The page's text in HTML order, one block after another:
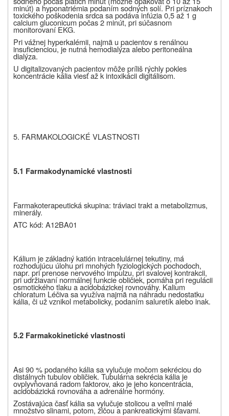
minút) a hyponatriémia podaním sodných solí. Pri príznakoch
toxického poškodenia srdca sa podáva infúzia 0,5 až 1 g
calcium gluconicum počas 2 minút, pri súčasnom
monitorovaní EKG.
Pri vážnej hyperkalémii, najmä u pacientov s renálnou
insuficienciou, je nutná hemodialýza alebo peritoneálna
dialýza.
U digitalizovaných pacientov môže príliš rýchly pokles
koncentrácie kália viesť až k intoxikácii digitálisom.
5. FARMAKOLOGICKÉ VLASTNOSTI
5.1 Farmakodynamické vlastnosti
Farmakoterapeutická skupina: tráviaci trakt a metabolizmus,
minerály.
ATC kód: A12BA01
Kálium je základný katión intracelulárnej tekutiny, má
rozhodujúcu úlohu pri mnohých fyziologických pochodoch,
napr. pri prenose nervového impulzu, pri svalovej kontrakcii,
pri udržiavaní normálnej funkcie obličiek, pomáha pri regulácii
osmotického tlaku a acidobázickej rovnováhy. Kalium
chloratum Léčiva sa využíva najmä na náhradu nedostatku
kália, či už vznikol metabolicky, podaním saluretík alebo inak.
5.2 Farmakokinetické vlastnosti
Asi 90 % podaného kália sa vylučuje močom sekréciou do
distálnych tubulov obličiek. Tubulárna sekrécia kália je
ovplyvňovaná radom faktorov, ako je jeho koncentrácia,
acidobázická rovnováha a adrenálne hormóny.
Zostávajúca časť kália sa vylučuje stolicou a veľmi malé
množstvo slinami, potom, žlčou a pankreatickými šťavami.